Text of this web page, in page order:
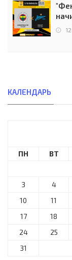
КАЛЕНДАРЬ
ПН ВТ
3
4
10
11
17
18
24
25
31